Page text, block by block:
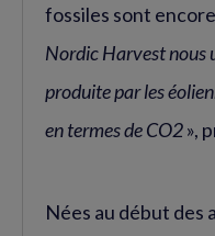
fossiles sont
Nordic Harvest nous
produite par les
en termes de CO2»,
Nées au début des